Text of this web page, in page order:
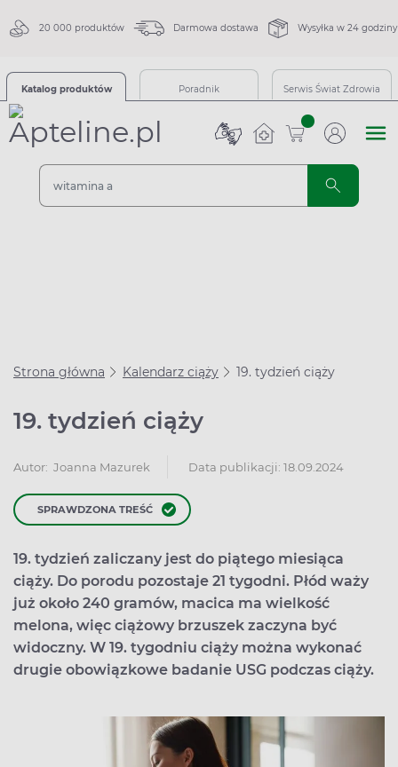
20 000 produktów Darmowa dostawa Wysyłka w 24 godziny
Katalog produktów Poradnik Serwis Świat Zdrowia
sztuk
Strona główna Kalendarz ciąży 19. tydzień ciąży
19. tydzień ciąży
Autor: Joanna Mazurek Data publikacji: 18.09.2024
SPRAWDZONA TREŚĆ
19. tydzień zaliczany jest do piątego miesiąca
ciąży. Do porodu pozostaje 21 tygodni. Płód waży
już około 240 gramów, macica ma wielkość
melona, więc ciążowy brzuszek zaczyna być
widoczny. W 19. tygodniu ciąży można wykonać
drugie obowiązkowe badanie USG podczas ciąży.